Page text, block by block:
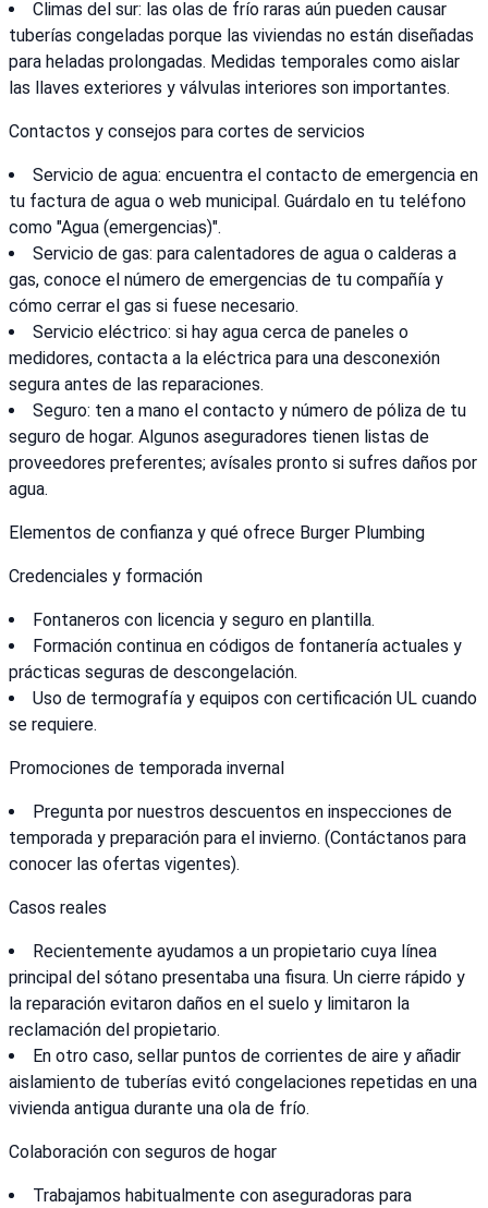
Climas del sur: las olas de frío raras aún pueden causar
tuberías congeladas porque las viviendas no están diseñadas
para heladas prolongadas. Medidas temporales como aislar
las llaves exteriores y válvulas interiores son importantes.
Contactos y consejos para cortes de servicios
Servicio de agua: encuentra el contacto de emergencia en
tu factura de agua o web municipal. Guárdalo en tu teléfono
como "Agua (emergencias)".
Servicio de gas: para calentadores de agua o calderas a
gas, conoce el número de emergencias de tu compañía y
cómo cerrar el gas si fuese necesario.
Servicio eléctrico: si hay agua cerca de paneles o
medidores, contacta a la eléctrica para una desconexión
segura antes de las reparaciones.
Seguro: ten a mano el contacto y número de póliza de tu
seguro de hogar. Algunos aseguradores tienen listas de
proveedores preferentes; avísales pronto si sufres daños por
agua.
Elementos de confianza y qué ofrece Burger Plumbing
Credenciales y formación
Fontaneros con licencia y seguro en plantilla.
Formación continua en códigos de fontanería actuales y
prácticas seguras de descongelación.
Uso de termografía y equipos con certificación UL cuando
se requiere.
Promociones de temporada invernal
Pregunta por nuestros descuentos en inspecciones de
temporada y preparación para el invierno. (Contáctanos para
conocer las ofertas vigentes).
Casos reales
Recientemente ayudamos a un propietario cuya línea
principal del sótano presentaba una fisura. Un cierre rápido y
la reparación evitaron daños en el suelo y limitaron la
reclamación del propietario.
En otro caso, sellar puntos de corrientes de aire y añadir
aislamiento de tuberías evitó congelaciones repetidas en una
vivienda antigua durante una ola de frío.
Colaboración con seguros de hogar
Trabajamos habitualmente con aseguradoras para